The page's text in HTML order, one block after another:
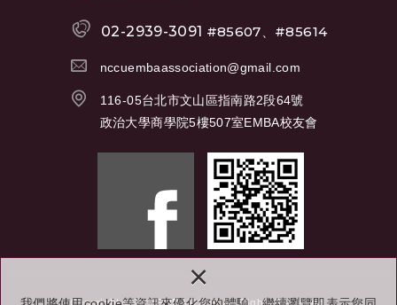
×
02-2939-3091 #85607、#85614
nccuembaassociation@gmail.com
116-05台北市文山區指南路2段64號
政治大學商學院5樓507室EMBA校友會